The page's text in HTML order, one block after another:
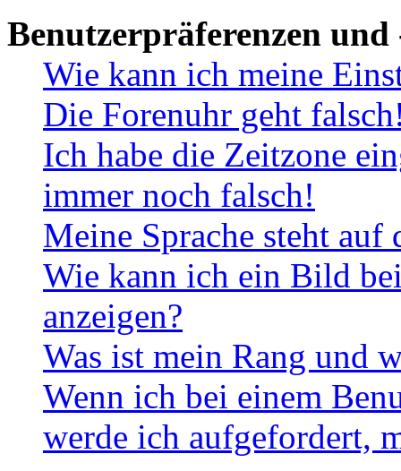
Benutzerpräferenzen und
Wie kann ich meine
Die Forenuhr geht
Ich habe die Zeitzone
immer noch falsch!
Meine Sprache steht
Wie kann ich ein Bild
anzeigen?
Was ist mein Rang und
Wenn ich bei einem
werde ich aufgefordert,